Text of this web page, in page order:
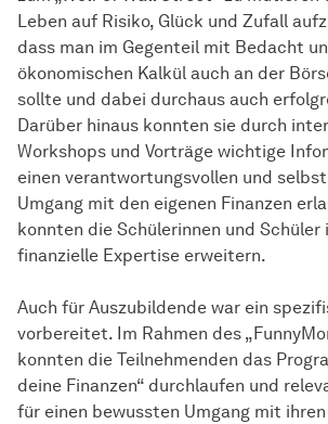
Leben auf Risiko, Glück und Zufall
dass man im Gegenteil mit Bedacht
ökonomischen Kalkül auch an der
sollte und dabei durchaus auch
Darüber hinaus konnten sie durch
Workshops und Vorträge wichtige
einen verantwortungsvollen und
Umgang mit den eigenen Finanzen
konnten die Schülerinnen und Schüler
finanzielle Expertise erweitern.
Auch für Auszubildende war ein
vorbereitet. Im Rahmen des
konnten die Teilnehmenden das
deine Finanzen“ durchlaufen und
für einen bewussten Umgang mit ihren